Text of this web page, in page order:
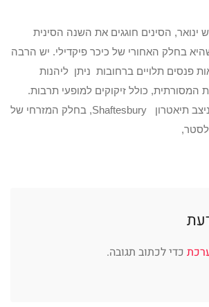
הסינים חוגגים את השנה הסינית
בחלק האחורי של כיכר פיקדילי. יש הרבה
פנסים תלויים ברחובות ניתן ליהנות
המסורתית, כולל זיקוקים למופעי תרבות.
בחיבור לרחוב ריגנט ניצב תיאטרון Shaftesbury, בחלק המזרחי של
כדי לכתוב תגובה.